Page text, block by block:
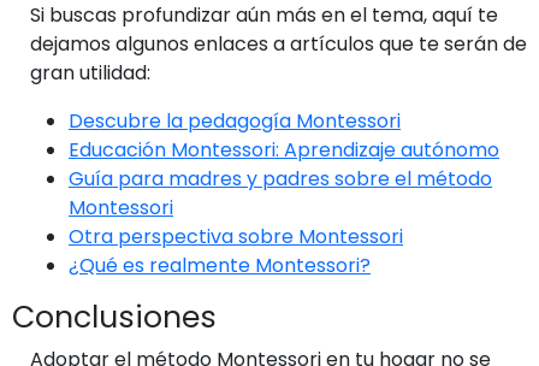
Si buscas profundizar aún más en el tema, aquí te
dejamos algunos enlaces a artículos que te serán de
gran utilidad:
Descubre la pedagogía Montessori
Educación Montessori: Aprendizaje autónomo
Guía para madres y padres sobre el método
Montessori
Otra perspectiva sobre Montessori
¿Qué es realmente Montessori?
Conclusiones
Adoptar el método Montessori en tu hogar no se